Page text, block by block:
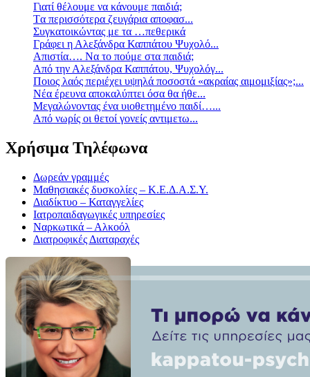
Γιατί θέλουμε να κάνουμε παιδιά;
Tα περισσότερα ζευγάρια αποφασ...
Συγκατοικώντας με τα …πεθερικά
Γράφει η Αλεξάνδρα Καππάτου Ψυχολό...
Απιστία…. Να το πούμε στα παιδιά;
Από την Αλεξάνδρα Καππάτου, Ψυχολόγ...
Ποιος λαός περιέχει υψηλά ποσοστά «ακραίας αιμομιξίας»;...
Νέα έρευνα αποκαλύπτει όσα θα ήθε...
Mεγαλώνοντας ένα υιοθετημένο παιδί…...
Aπό νωρίς οι θετοί γονείς αντιμετω...
Χρήσιμα Τηλέφωνα
Δωρεάν γραμμές
Μαθησιακές δυσκολίες – Κ.Ε.Δ.Α.Σ.Υ.
Διαδίκτυο – Καταγγελίες
Ιατροπαιδαγωγικές υπηρεσίες
Ναρκωτικά – Αλκοόλ
Διατροφικές Διαταραχές